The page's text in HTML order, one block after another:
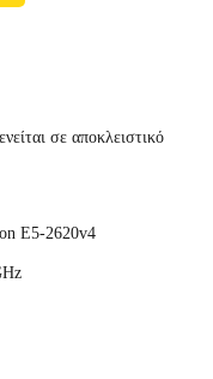
σε αποκλειστικό
E5-2620v4